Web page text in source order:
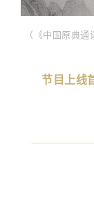
（《中国原典
节目上线